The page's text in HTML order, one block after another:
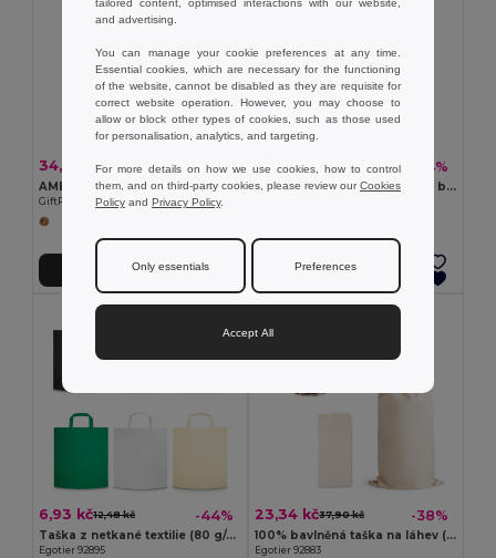
34,67 kč60,55 kč -43%
AMBER MEDIUM Střední dárková bavlněná taška
GiftRetail MO6635
Přidat do košíku
24,27 kč 43,45 kč -44%
AMBER SMALL Malá dárková bavlněná taška
Přidat do košíku
6,93 kč12,48 kč -44%
Taška z netkané textilie (80 g/m²)
Egotier 92895
23,34 kč37,90 kč -38%
100% bavlněná taška na láhev (180 g/m²)
Egotier 92883
tailored content, optimised interactions with our website,
and advertising.
You can manage your cookie preferences at any time.
Essential cookies, which are necessary for the functioning
of the website, cannot be disabled as they are requisite for
correct website operation. However, you may choose to
allow or block other types of cookies, such as those used
for personalisation, analytics, and targeting.
For more details on how we use cookies, how to control
them, and on third-party cookies, please review ourCookies
Policy and Privacy Policy.
Only essentials Preferences
Accept All